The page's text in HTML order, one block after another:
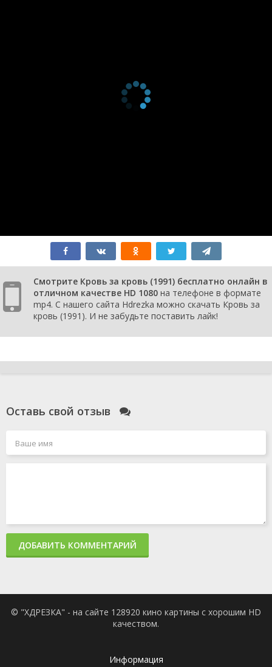
Смотрите Кровь за кровь (1991) бесплатно онлайн в
отличном качестве HD 1080 на телефоне в формате
mp4. С нашего сайта Hdrezka можно скачать Кровь за
кровь (1991). И не забудьте поставить лайк!
Оставь свой отзыв
ДОБАВИТЬ КОММЕНТАРИЙ
© "ХДРЕЗКА" - на сайте 128920 кино картины с хорошим HD
качеством.
Информация